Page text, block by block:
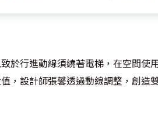
於行進動線須繞著電梯，在空間使
，設計師張馨透過動線調整，創造